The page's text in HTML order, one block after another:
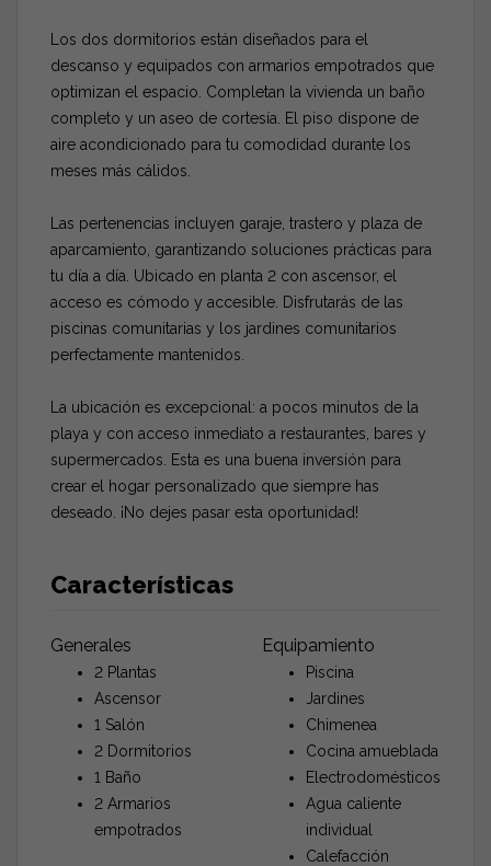
Los dos dormitorios están diseñados para el
descanso y equipados con armarios empotrados que
optimizan el espacio. Completan la vivienda un baño
completo y un aseo de cortesía. El piso dispone de
aire acondicionado para tu comodidad durante los
meses más cálidos.
Las pertenencias incluyen garaje, trastero y plaza de
aparcamiento, garantizando soluciones prácticas para
tu día a día. Ubicado en planta 2 con ascensor, el
acceso es cómodo y accesible. Disfrutarás de las
piscinas comunitarias y los jardines comunitarios
perfectamente mantenidos.
La ubicación es excepcional: a pocos minutos de la
playa y con acceso inmediato a restaurantes, bares y
supermercados. Esta es una buena inversión para
crear el hogar personalizado que siempre has
deseado. ¡No dejes pasar esta oportunidad!
Características
Generales
2 Plantas
Ascensor
1 Salón
2 Dormitorios
1 Baño
2 Armarios
empotrados
Equipamiento
Piscina
Jardines
Chimenea
Cocina amueblada
Electrodomésticos
Agua caliente
individual
Calefacción